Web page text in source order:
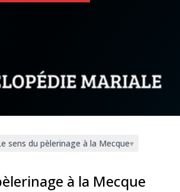
Facebook Infos légales
sens du pèlerinage à la Mecque▾
à la Mecque